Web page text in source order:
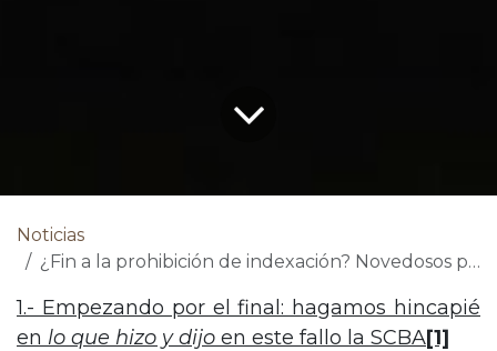
Noticias
¿Fin a la prohibición de indexación? Novedosos parámetros a partir del fallo “Barrios” (o, dicho de otra manera, nuevas soluciones para tiempos modernos). Impacto en el fuero laboral.
1.- Empezando por el final: hagamos hincapié
en lo que hizo y dijo en este fallo la SCBA[1]